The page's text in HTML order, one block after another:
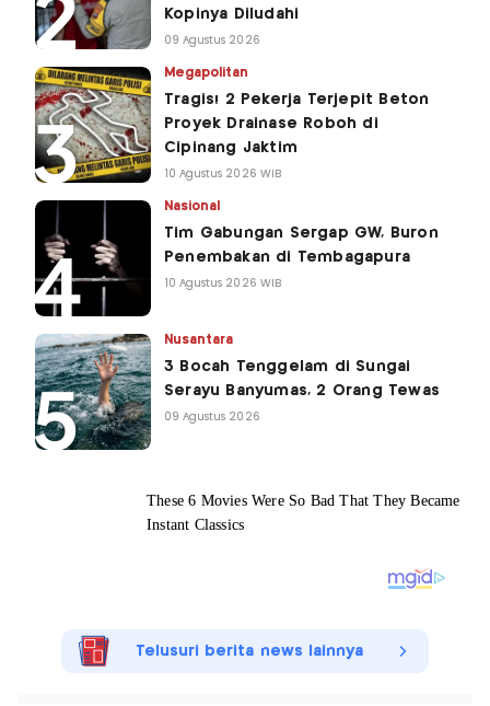
Kopinya Diludahi
09 Agustus 2026
Megapolitan
Tragis! 2 Pekerja Terjepit Beton
Proyek Drainase Roboh di
Cipinang Jaktim
10 Agustus 2026 WIB
Nasional
Tim Gabungan Sergap GW, Buron
Penembakan di Tembagapura
10 Agustus 2026 WIB
Nusantara
3 Bocah Tenggelam di Sungai
Serayu Banyumas, 2 Orang Tewas
09 Agustus 2026
Telusuri berita news lainnya